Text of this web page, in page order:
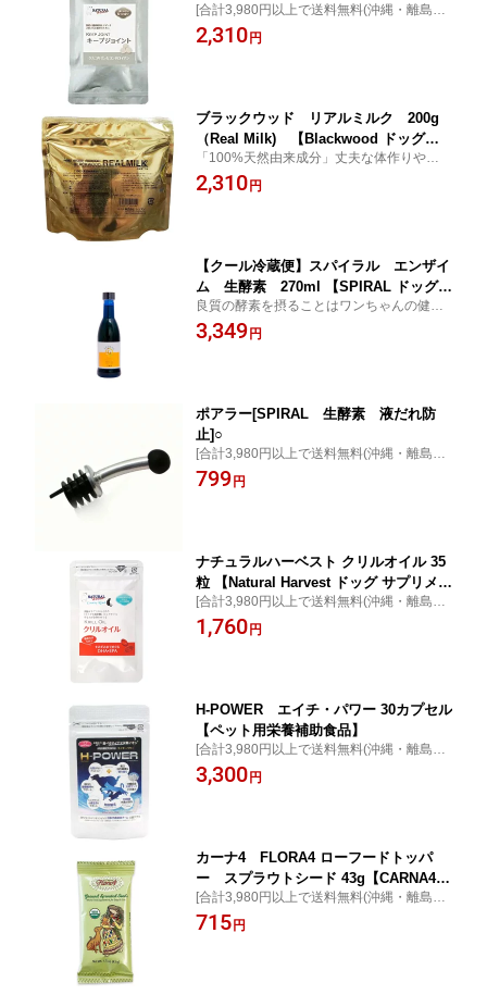
プリメント】 ○
[合計3,980円以上で送料無料(沖縄・離島を
除く)]6つの成分をふんだんに配合 関節の健
康をサポートするサプリメント [ポイント最
2,310円
ブラックウッド リアルミルク 200g
（Real Milk) 【Blackwood ドッグミ
ルク】○
「100%天然由来成分」丈夫な体作りや艶や
かな毛並みは、良質で吸収力の高いタンパ
ク質からオールライフサプリメント [ポイン
2,310円
【クール冷蔵便】スパイラル エンザイ
ム 生酵素 270ml 【SPIRAL ドッグ・
キャット サプリメント トッピング
腸内環境 口臭】○
良質の酵素を摂ることはワンちゃんの健
康、長寿に繋がります。 [ポイント最大10
倍]
3,349円
ポアラー[SPIRAL 生酵素 液だれ防
止]○
[合計3,980円以上で送料無料(沖縄・離島を
除く)]スパイラルエンザイム生酵素にピッタ
リのシックなポアラーです。
799円
ナチュラルハーベスト クリルオイル 35
粒 【Natural Harvest ドッグ サプリメン
ト】 ○
[合計3,980円以上で送料無料(沖縄・離島を
除く)]ナチュラルハーベスト クリルオイル
【目や脳、血液の状態を健康に保つDHA、
1,760円
H-POWER エイチ・パワー 30カプセル
【ペット用栄養補助食品】
[合計3,980円以上で送料無料(沖縄・離島を
除く)]『食べるマイナス水素イオン』で抗酸
化力UP! アンチエイジング＆健康維持 [ポイ
3,300円
カーナ4 FLORA4 ローフードトッパ
ー スプラウトシード 43g【CARNA4】
【犬・猫用 サプリメント】 ○
[合計3,980円以上で送料無料(沖縄・離島を
除く)] 皮膚、被毛、肥満、軟便、アレルギ
ーが気になる・・・発芽種子のみ使用した
715円